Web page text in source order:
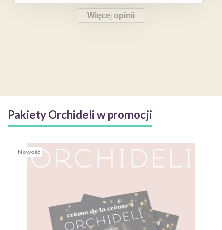
Więcej opinii
Pakiety Orchideli w promocji
Nowość